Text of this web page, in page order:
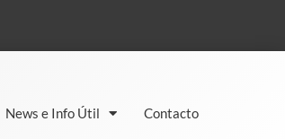
News e Info Útil Contacto